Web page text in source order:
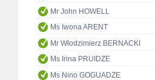
Mr John HOWELL
Ms Iwona ARENT
Mr Włodzimierz BERNACKI
Ms Irina PRUIDZE
Ms Nino GOGUADZE